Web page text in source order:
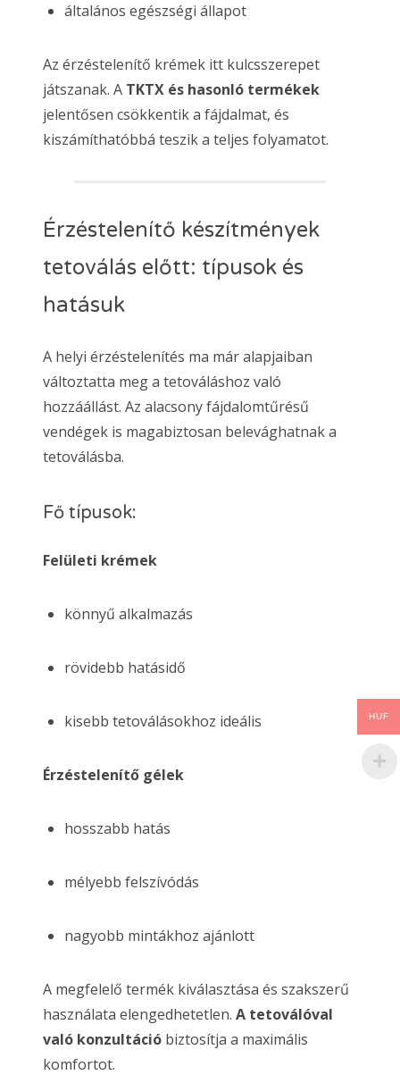
általános egészségi állapot
Az érzéstelenítő krémek itt kulcsszerepet
játszanak. A TKTX és hasonló termékek
jelentősen csökkentik a fájdalmat, és
kiszámíthatóbbá teszik a teljes folyamatot.
Érzéstelenítő készítmények
tetoválás előtt: típusok és
hatásuk
A helyi érzéstelenítés ma már alapjaiban
változtatta meg a tetováláshoz való
hozzáállást. Az alacsony fájdalomtűrésű
vendégek is magabiztosan belevághatnak a
tetoválásba.
Fő típusok:
Felületi krémek
könnyű alkalmazás
rövidebb hatásidő
kisebb tetoválásokhoz ideális
Érzéstelenítő gélek
hosszabb hatás
mélyebb felszívódás
nagyobb mintákhoz ajánlott
A megfelelő termék kiválasztása és szakszerű
használata elengedhetetlen. A tetoválóval
való konzultáció biztosítja a maximális
komfortot.
HUF